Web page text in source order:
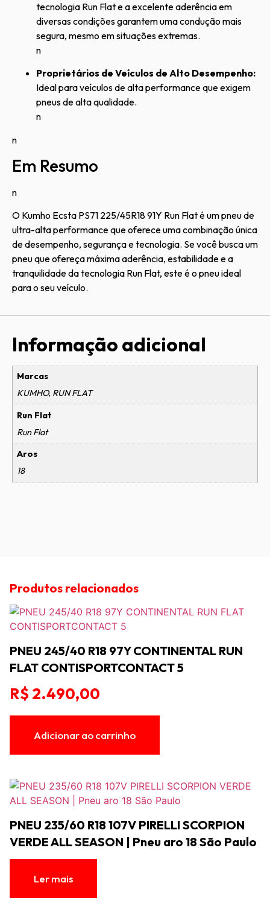
tecnologia Run Flat e a excelente aderência em
diversas condições garantem uma condução mais
segura, mesmo em situações extremas.
n
Proprietários de Veículos de Alto Desempenho:
Ideal para veículos de alta performance que exigem
pneus de alta qualidade.
n
n
Em Resumo
n
O Kumho Ecsta PS71 225/45R18 91Y Run Flat é um pneu de
ultra-alta performance que oferece uma combinação única
de desempenho, segurança e tecnologia. Se você busca um
pneu que ofereça máxima aderência, estabilidade e a
tranquilidade da tecnologia Run Flat, este é o pneu ideal
para o seu veículo.
Informação adicional
Marcas
KUMHO, RUN FLAT
Run Flat
Run Flat
Aros
18
Produtos relacionados
PNEU 245/40 R18 97Y CONTINENTAL RUN
FLAT CONTISPORTCONTACT 5
R$ 2.490,00
Adicionar ao carrinho
PNEU 235/60 R18 107V PIRELLI SCORPION
VERDE ALL SEASON | Pneu aro 18 São Paulo
Ler mais